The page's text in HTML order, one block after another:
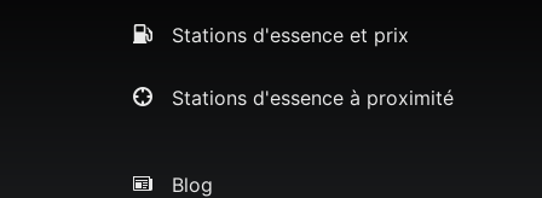
Stations d'essence et prix
Stations d'essence à proximité
Blog